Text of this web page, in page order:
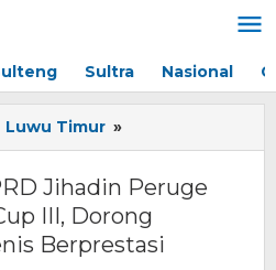
Sultra Nasional
Luwu Timur »
Ketua
DPRD
Jihadin
Peruge
Jihadin Peruge
III, Dorong
Berprestasi